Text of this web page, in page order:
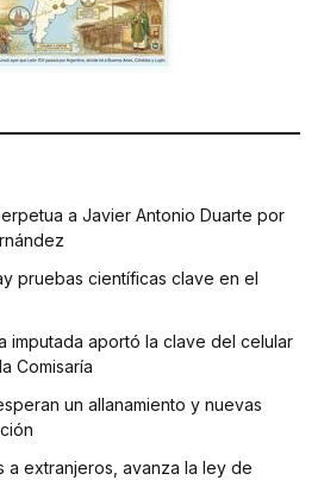
a Javier Antonio Duarte por
pruebas científicas clave en el
imputada aportó la clave del celular
Comisaría
un allanamiento y nuevas
a extranjeros, avanza la ley de